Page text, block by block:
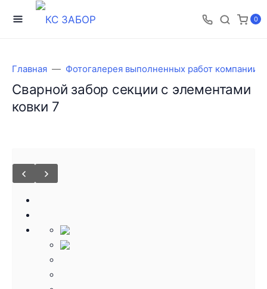
0
Главная Фотогалерея выполненных работ компании
Сварной забор секции с элементами
ковки 7